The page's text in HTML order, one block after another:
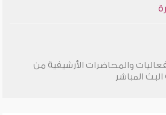
والمحاضرات الأرشيفية من
المباشر